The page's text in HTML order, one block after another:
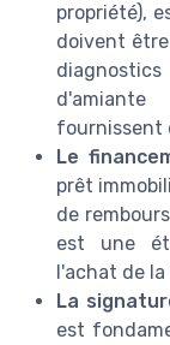
propriété),
doivent
d'amiante
fournissent
Le
prêt
de
est une
l'achat de la
La
est